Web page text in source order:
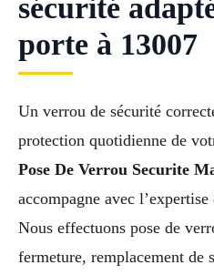
sécurité
porte à 13007
Un verrou de sécurité
protection quotidienne de
Pose De Verrou Securite
accompagne avec
Nous effectuons pose de
fermeture, remplacement de